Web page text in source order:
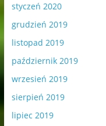
styczeń 2020
grudzień 2019
listopad 2019
październik 2019
wrzesień 2019
sierpień 2019
lipiec 2019